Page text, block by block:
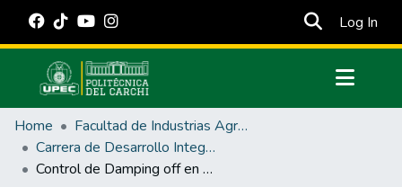
Log In
Communities & Collections
All of DSpace
Statistics
Home
Facultad de Industrias Agropecuarias y Ciencias Ambientales
Carrera de Desarrollo Integral Agropecuario
Control de Damping off en arveja (Pisum sativum.), utilizando Trichoderma harzianum, fosfito potásico, CaCO3 y Proganic Mega